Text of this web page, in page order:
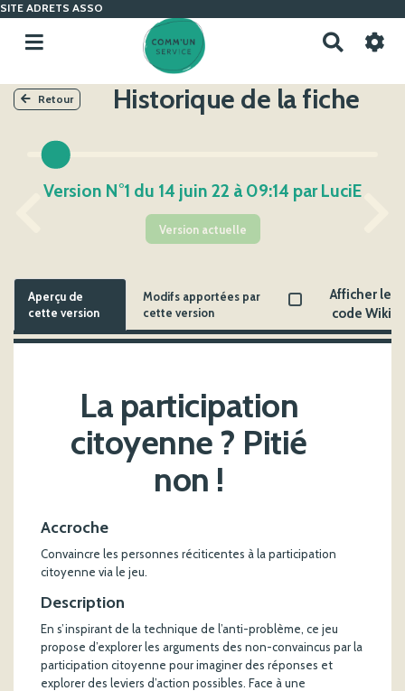
SITE ADRETS ASSO
c
h
h
e
Retour Historique de la fiche
Version N°1 du 14 juin 22 à 09:14 par LuciE
Version actuelle
Aperçu de
cette version
Modifs apportées par
cette version
Afficher le
code Wiki
La participation
citoyenne ? Pitié
non !
Accroche
Convaincre les personnes réciticentes à la participation
citoyenne via le jeu.
Description
En s’inspirant de la technique de l’anti-problème, ce jeu
propose d’explorer les arguments des non-convaincus par la
participation citoyenne pour imaginer des réponses et
explorer des leviers d’action possibles. Face à une